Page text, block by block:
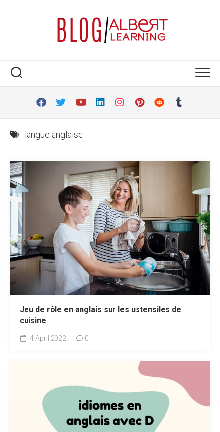
langue anglaise
Jeu de rôle en anglais sur les ustensiles de
cuisine
4 April 2022 0